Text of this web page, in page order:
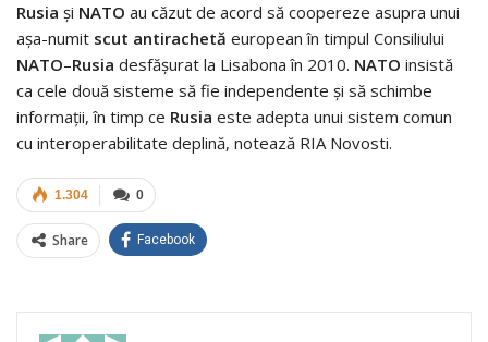
Rusia şi NATO au căzut de acord să coopereze asupra unui
aşa-numit scut antirachetă european în timpul Consiliului
NATO–Rusia desfăşurat la Lisabona în 2010. NATO insistă
ca cele două sisteme să fie independente şi să schimbe
informaţii, în timp ce Rusia este adepta unui sistem comun
cu interoperabilitate deplină, notează RIA Novosti.
0
1.304
Share Facebook